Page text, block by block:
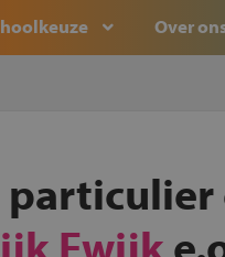
Over
Ewijk